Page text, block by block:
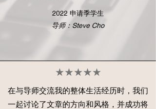
2022 申请季学生
导师：Steve Cho
★★★★★
在与导师交流我的整体生活经历时，我们
一起讨论了文章的方向和风格，并成功将